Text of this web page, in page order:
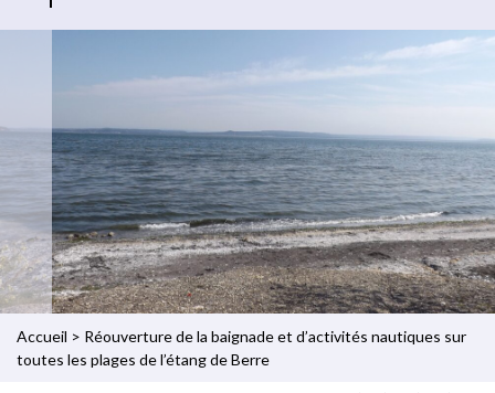
Accueil > Réouverture de la baignade et d’activités nautiques sur
toutes les plages de l’étang de Berre